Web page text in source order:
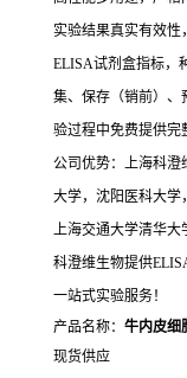
实验结果真实有效性
ELISA试剂盒指标，
集、保存（销前）、
验过程中免费提供完
公司优势：上海科澄
大学，沈阳医科大学
上海交通大学清华
科澄维生物提供
一站式实验服务！
产品名称： 牛内皮细
现货供应